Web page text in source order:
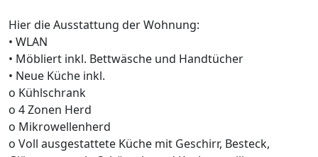
Hier die Ausstattung der Wohnung:
• WLAN
• Möbliert inkl. Bettwäsche und Handtücher
• Neue Küche inkl.
o Kühlschrank
o 4 Zonen Herd
o Mikrowellenherd
o Voll ausgestattete Küche mit Geschirr, Besteck,